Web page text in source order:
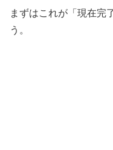
まずはこれが「現在完
う。